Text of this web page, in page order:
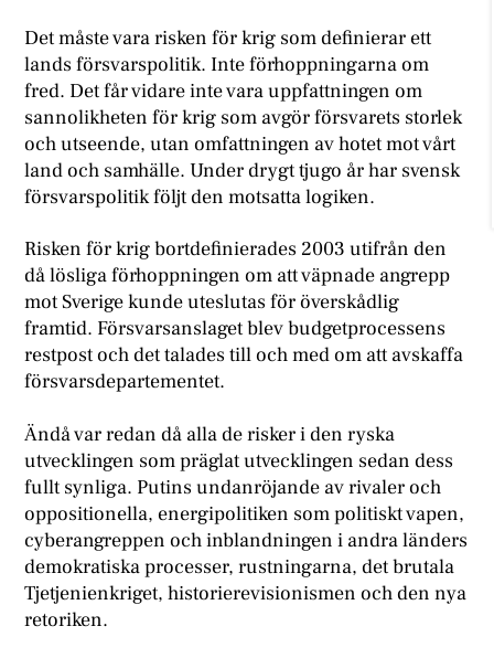
Det måste vara risken för krig som definierar ett
lands försvarspolitik. Inte förhoppningarna om
fred. Det får vidare inte vara uppfattningen om
sannolikheten för krig som avgör försvarets storlek
och utseende, utan omfattningen av hotet mot vårt
land och samhälle. Under drygt tjugo år har svensk
försvarspolitik följt den motsatta logiken.
Risken för krig bortdefinierades 2003 utifrån den
då lösliga förhoppningen om att väpnade angrepp
mot Sverige kunde uteslutas för överskådlig
framtid. Försvarsanslaget blev budgetprocessens
restpost och det talades till och med om att avskaffa
försvarsdepartementet.
Ändå var redan då alla de risker i den ryska
utvecklingen som präglat utvecklingen sedan dess
fullt synliga. Putins undanröjande av rivaler och
oppositionella, energipolitiken som politiskt vapen,
cyberangreppen och inblandningen i andra länders
demokratiska processer, rustningarna, det brutala
Tjetjenienkriget, historierevisionismen och den nya
retoriken.